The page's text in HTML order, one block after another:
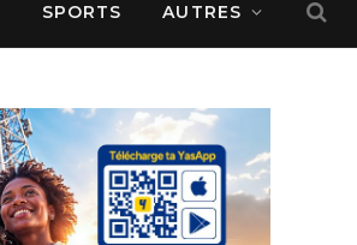
SPORTS AUTRES